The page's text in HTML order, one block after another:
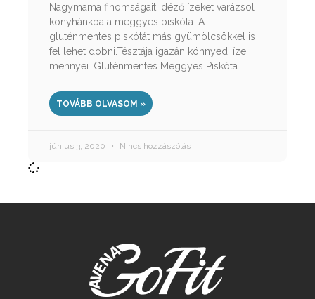
Nagymama finomságait idéző ízeket varázsol
konyhánkba a meggyes piskóta. A
gluténmentes piskótát más gyümölcsökkel is
fel lehet dobni.Tésztája igazán könnyed, íze
mennyei. Gluténmentes Meggyes Piskóta
TOVÁBB OLVASOM »
június 3, 2020 Nincs hozzászólás